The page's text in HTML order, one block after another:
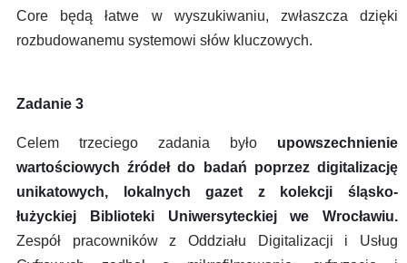
Core będą łatwe w wyszukiwaniu, zwłaszcza dzięki
rozbudowanemu systemowi słów kluczowych.
Zadanie 3
Celem trzeciego zadania było upowszechnienie
wartościowych źródeł do badań poprzez digitalizację
unikatowych, lokalnych gazet z kolekcji śląsko-
łużyckiej Biblioteki Uniwersyteckiej we Wrocławiu.
Zespół pracowników z Oddziału Digitalizacji i Usług